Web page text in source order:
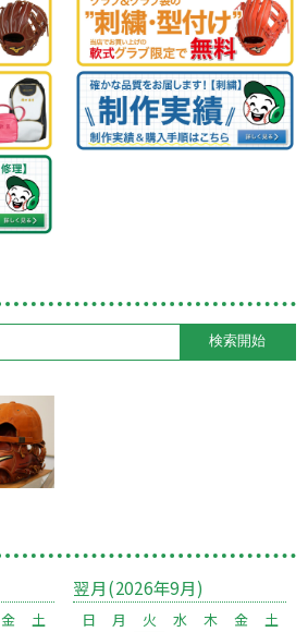
金
土
翌月(2026年9月)
日 月 火 水 木 金
土